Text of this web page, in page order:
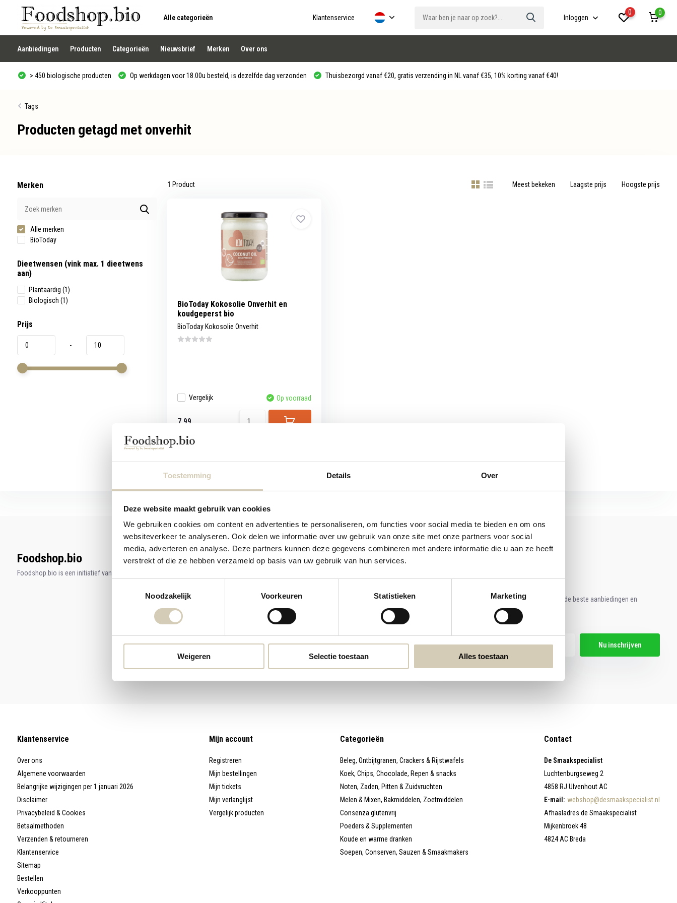
Toestemming Details Over
Deze website maakt gebruik van cookies
We gebruiken cookies om content en advertenties te personaliseren, om functies voor social media te bieden en om ons
websiteverkeer te analyseren. Ook delen we informatie over uw gebruik van onze site met onze partners voor social
media, adverteren en analyse. Deze partners kunnen deze gegevens combineren met andere informatie die u aan ze heeft
verstrekt of die ze hebben verzameld op basis van uw gebruik van hun services.
Noodzakelijk
Voorkeuren Statistieken Marketing
Weigeren Selectie toestaan Alles toestaan
Alle categorieën Klantenservice Inloggen
0
0
Gebruik
de
pijltjes
op
en
neer
een
te
selecteren.
op
Enter
te
gaan.
met
werkt,
kunt
u
en
swipetekens
gebruiken.
Aanbiedingen Producten Categorieën Nieuwsbrief Merken Over ons
> 450 biologische producten Op werkdagen voor 18.00u besteld, is dezelfde dag verzonden Thuisbezorgd vanaf €20, gratis verzending in NL vanaf €35, 10% korting vanaf €40!
Tags
Producten getagd met onverhit
Merken
Alle merken
BioToday
Dieetwensen (vink max. 1 dieetwens
aan)
Plantaardig (1)
Biologisch (1)
Prijs
-
1 Product Meest bekeken Laagste prijs Hoogste prijs
BioToday Kokosolie Onverhit en
koudgeperst bio
BioToday Kokosolie Onverhit
Vergelijk Op voorraad
7,99
Foodshop.bio
Foodshop.bio is een initiatief van de Smaakspecialist
Contactgegevens
webshop@desmaakspecialist.nl
Meld je aan voor onze nieuwsbrief en ontvang de beste aanbiedingen en
Nu inschrijven
Klantenservice
Over ons
Algemene voorwaarden
Belangrijke wijzigingen per 1 januari 2026
Disclaimer
Privacybeleid & Cookies
Betaalmethoden
Verzenden & retourneren
Klantenservice
Sitemap
Bestellen
Verkooppunten
Mijn account
Registreren
Mijn bestellingen
Mijn tickets
Mijn verlanglijst
Vergelijk producten
Categorieën
Beleg, Ontbijtgranen, Crackers & Rijstwafels
Koek, Chips, Chocolade, Repen & snacks
Noten, Zaden, Pitten & Zuidvruchten
Melen & Mixen, Bakmiddelen, Zoetmiddelen
Consenza glutenvrij
Poeders & Supplementen
Koude en warme dranken
Soepen, Conserven, Sauzen & Smaakmakers
Contact
De Smaakspecialist
Luchtenburgseweg 2
4858 RJ Ulvenhout AC
E-mail: webshop@desmaakspecialist.nl
Afhaaladres de Smaakspecialist
Mijkenbroek 48
4824 AC Breda